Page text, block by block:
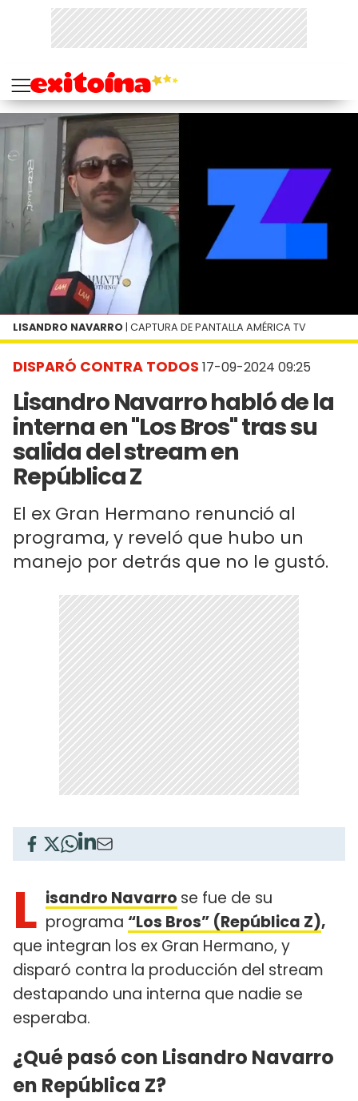
DISPARÓ CONTRA TODOS 17-09-2024 09:25
Lisandro Navarro habló de la
interna en "Los Bros" tras su
salida del stream en
República Z
El ex Gran Hermano renunció al
programa, y reveló que hubo un
manejo por detrás que no le gustó.
LISANDRO NAVARRO | CAPTURA DE PANTALLA AMÉRICA TV
L isandro Navarro se fue de su
programa “Los Bros” (República Z),
que integran los ex Gran Hermano, y
disparó contra la producción del stream
destapando una interna que nadie se
esperaba.
¿Qué pasó con Lisandro Navarro
en República Z?